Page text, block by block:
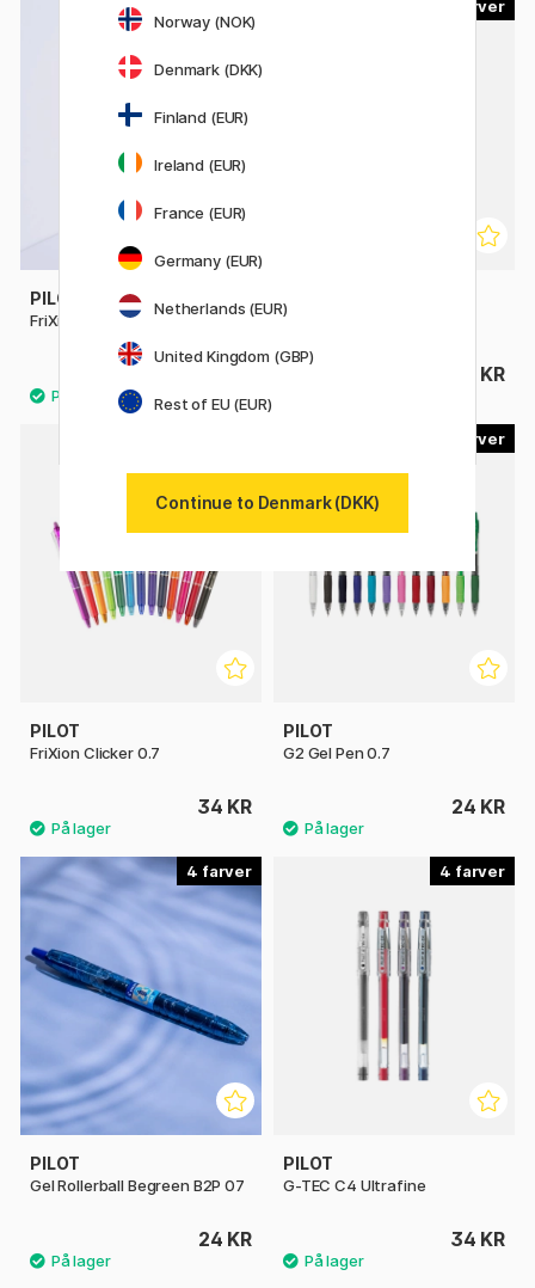
PILOT
FriXion Ball 0.7
34 KR
FriXion Clicker 0.5
34 KR
PILOT
FriXion Clicker 0.7
34 KR
PILOT
G2 Gel Pen 0.7
24 KR
4
PILOT
Gel Rollerball Begreen B2P 07
24 KR
4
PILOT
G-TEC C4 Ultrafine
34 KR
Norway (NOK)
Denmark (DKK)
Finland (EUR)
Ireland (EUR)
France (EUR)
Germany (EUR)
Netherlands (EUR)
United Kingdom (GBP)
Rest of EU (EUR)
Continue to Denmark (DKK)